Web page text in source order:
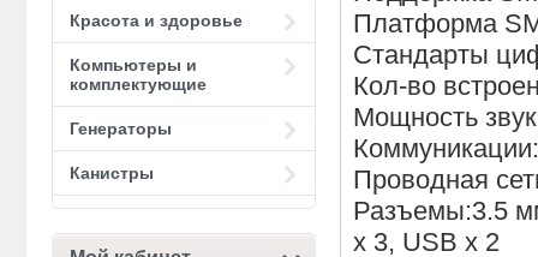
Красота и здоровье
Компьютеры и
комплектующие
Генераторы
Канистры
Платформа
Стандарты
Кол-во
Мощность
Проводная
Разъемы:3.5
х 3, USB х 2